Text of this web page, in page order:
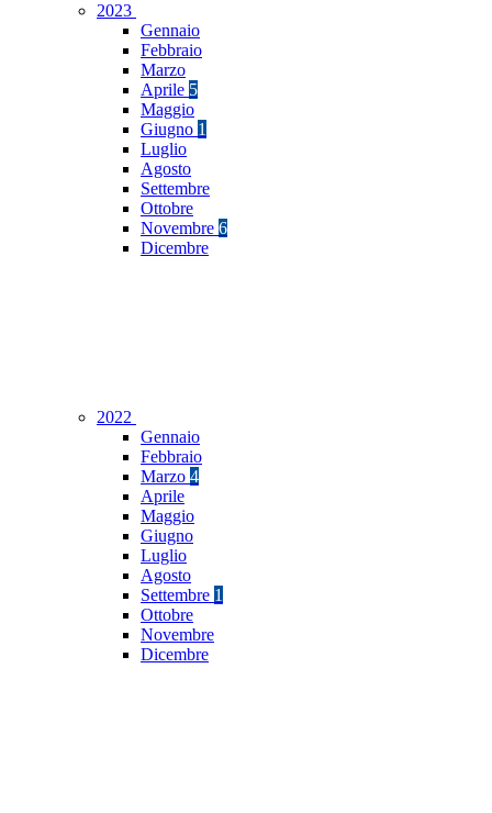
2023
Gennaio
Febbraio
Marzo
Aprile 5
Maggio
Giugno 1
Luglio
Agosto
Settembre
Ottobre
Novembre 6
Dicembre
2022
Gennaio
Febbraio
Marzo 4
Aprile
Maggio
Giugno
Luglio
Agosto
Settembre 1
Ottobre
Novembre
Dicembre